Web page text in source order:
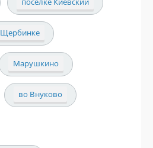
Щербинке
Марушкино
во Внуково